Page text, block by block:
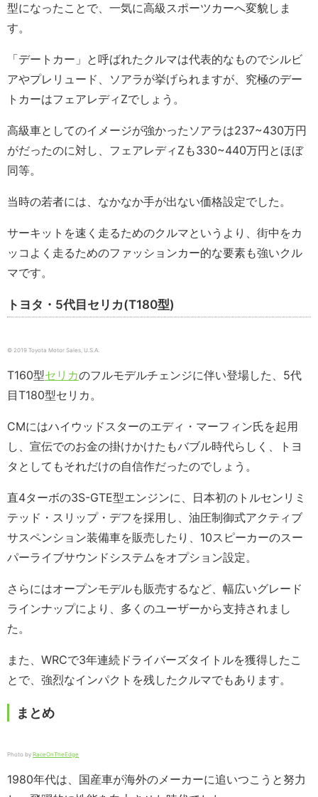
型になったことで、一気に高級スポーツカーへ変貌しま
す。
「デートカー」と呼ばれたクルマは代表的なものでシルビ
アやプレリュード、ソアラが挙げられますが、究極のデー
トカーはフェアレディZでしょう。
高級車としてのイメージが強かったソアラは237~430万円
がだったのに対し、フェアレディZも330~440万円とほぼ
同等。
当時の若者には、なかなか手が出ない価格設定でした。
サーキットを速く走るためのクルマというより、街中をカ
ッコよく走るためのファッションカー的な要素も強いクル
マです。
トヨタ・5代目セリカ(T180型)
© 2019 Toyota Motor Sales, U.S.A.
T160型セリカのフルモデルチェンジに伴い登場した、5代
目T180型セリカ。
CMにはハイウッドスターのエディ・マーフィン氏を起用
し、宣伝でのお金の掛けかけたもバブル時代らしく、トヨ
タとしてもそれだけの自信作だったのでしょう。
直4ターボの3S-GTE型エンジンに、日本初のトルセンリミ
テッド・スリップ・デフを採用し、油圧制御式アクティブ
サスペンション装備車を販売したり、10スピーカーのスー
パーライブサウンドシステムをオプション設定。
さらにはオープンモデルも販売するなど、幅広いグレード
ラインナップにより、多くのユーザーから支持されまし
た。
また、WRCで3年連続ドライバーズタイトルを獲得したこ
とで、強烈なインパクトを残したクルマでもあります。
まとめ
Photo by RaceOnTheEdge
1980年代は、国産車が海外のメーカーに追いつこうと努力